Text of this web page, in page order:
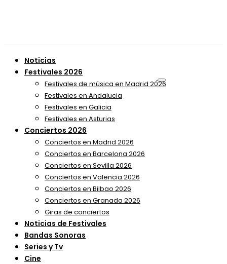
Noticias
Festivales 2026
Festivales de música en Madrid 2026
Festivales en Andalucia
Festivales en Galicia
Festivales en Asturias
Conciertos 2026
Conciertos en Madrid 2026
Conciertos en Barcelona 2026
Conciertos en Sevilla 2026
Conciertos en Valencia 2026
Conciertos en Bilbao 2026
Conciertos en Granada 2026
Giras de conciertos
Noticias de Festivales
Bandas Sonoras
Series y Tv
Cine